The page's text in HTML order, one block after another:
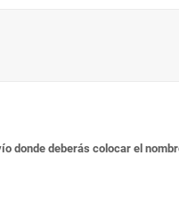
donde deberás colocar el